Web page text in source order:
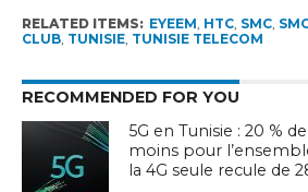
RELATED ITEMS: EYEEM, HTC, SMC,
CLUB, TUNISIE, TUNISIE TELECOM
RECOMMENDED FOR YOU
5G en Tunisie : 20 %
moins pour
la 4G seule recule de